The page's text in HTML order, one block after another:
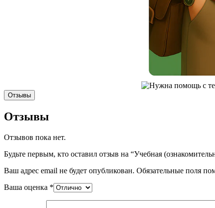
Отзывы
Отзывы
Отзывов пока нет.
Будьте первым, кто оставил отзыв на “Учебная
Ваш адрес email не будет опубликован. Обязательные поля
Ваша оценка *